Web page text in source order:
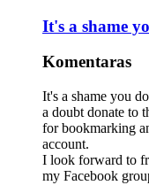
It's a shame
Komentaras
It's a shame you
a doubt donate to
for bookmarking
account.
I look forward to
my Facebook